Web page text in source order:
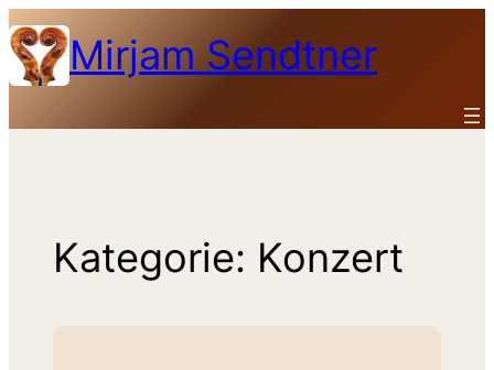
Zum
Inhalt
springenMirjam Sendtner
Kategorie: Konzert